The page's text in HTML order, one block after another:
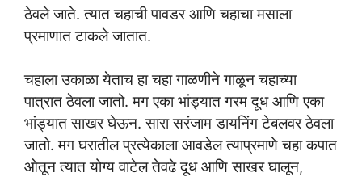
ठेवले जाते. त्यात चहाची पावडर आणि चहाचा मसाला
प्रमाणात टाकले जातात.
चहाला उकाळा येताच हा चहा गाळणीने गाळून चहाच्या
पात्रात ठेवला जातो. मग एका भांड्यात गरम दूध आणि एका
भांड्यात साखर घेऊन. सारा सरंजाम डायनिंग टेबलवर ठेवला
जातो. मग घरातील प्रत्येकाला आवडेल त्याप्रमाणे चहा कपात
ओतून त्यात योग्य वाटेल तेवढे दूध आणि साखर घालून,